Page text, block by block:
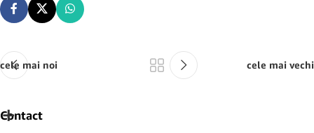
cele mai noi cele mai vechi
Contact